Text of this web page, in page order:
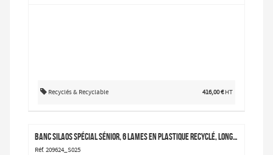
Recyclés & Recyclable 416,00 € HT
Banc Silaos spécial sénior, 6 lames en plastique recyclé, longueur 1800
Réf. 209624_S025